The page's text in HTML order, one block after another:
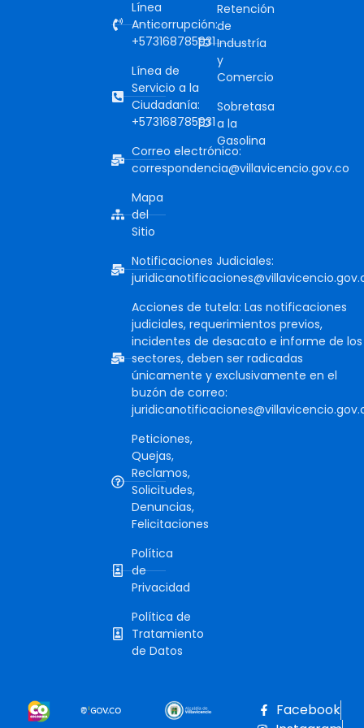
Línea
Anticorrupción:
+573168785931
Línea de
Servicio a la
Ciudadanía:
+573168785931
Correo electrónico:
correspondencia@villavicencio.gov.co
Mapa
del
Sitio
Notificaciones Judiciales:
Acciones de tutela: Las notificaciones
judiciales, requerimientos previos,
incidentes de desacato e informe de los
sectores, deben ser radicadas
únicamente y exclusivamente en el
buzón de correo:
Peticiones,
Quejas,
Reclamos,
Solicitudes,
Denuncias,
Felicitaciones
Política
de
Privacidad
Política de
Tratamiento
de Datos
Retención
de
Industría
y
Comercio
Sobretasa
a la
Gasolina
Facebook